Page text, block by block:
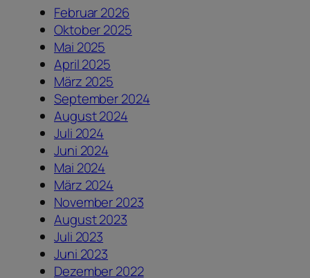
Februar 2026
Oktober 2025
Mai 2025
April 2025
März 2025
September 2024
August 2024
Juli 2024
Juni 2024
Mai 2024
März 2024
November 2023
August 2023
Juli 2023
Juni 2023
Dezember 2022